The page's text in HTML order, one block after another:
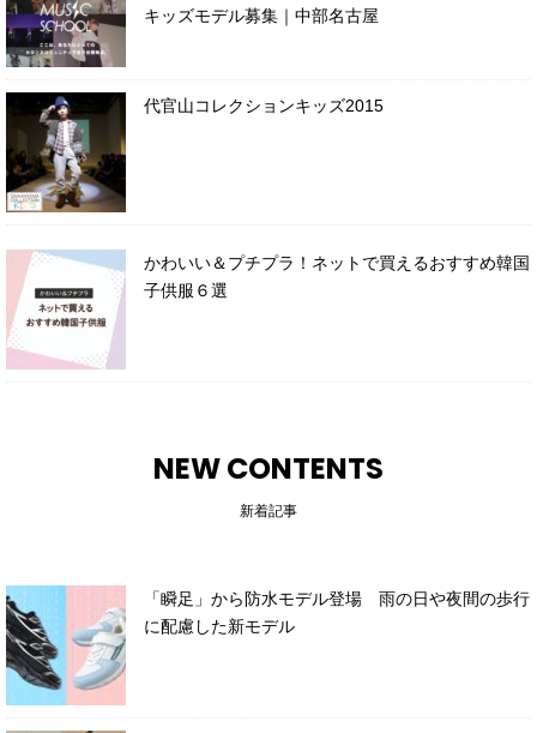
キッズモデル募集｜中部名古屋
代官山コレクションキッズ2015
かわいい＆プチプラ！ネットで買えるおすすめ韓国
子供服６選
NEW CONTENTS
新着記事
「瞬足」から防水モデル登場 雨の日や夜間の歩行
に配慮した新モデル